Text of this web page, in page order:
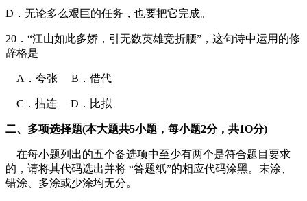
D．无论多么艰巨的任务，也要把它完成。
20．“江山如此多娇，引无数英雄竞折腰”，这句诗中运用的修
辞格是
A．夸张 B．借代
C．拈连 D．比拟
二、多项选择题(本大题共5小题，每小题2分，共1O分)
在每小题列出的五个备选项中至少有两个是符合题目要求
的，请将其代码选出并将 “答题纸”的相应代码涂黑。未涂、
错涂、多涂或少涂均无分。